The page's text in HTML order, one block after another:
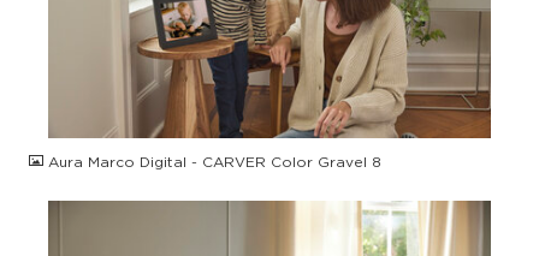
Aura Marco Digital - CARVER Color Gravel 8